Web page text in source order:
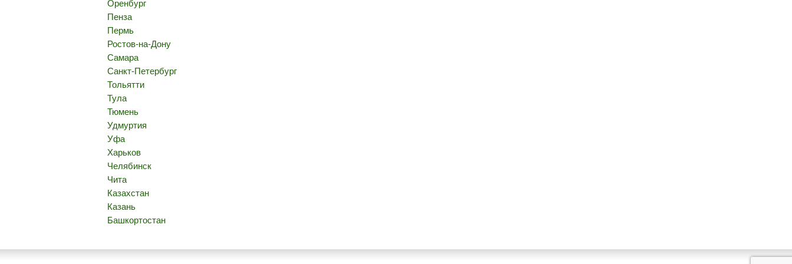
Оренбург
Пенза
Пермь
Ростов-на-Дону
Самара
Санкт-Петербург
Тольятти
Тула
Тюмень
Удмуртия
Уфа
Харьков
Челябинск
Чита
Казахстан
Казань
Башкортостан